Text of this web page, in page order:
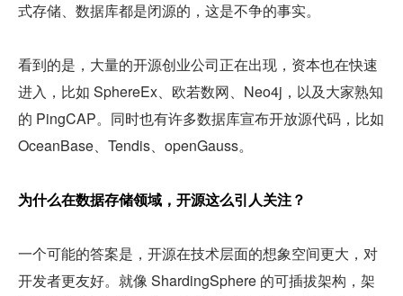
式存储、数据库都是闭源的，这是不争的事实。
看到的是，大量的开源创业公司正在出现，资本也在快速
进入，比如 SphereEx、欧若数网、Neo4j，以及大家熟知
的 PingCAP。同时也有许多数据库宣布开放源代码，比如
OceanBase、Tendis、openGauss。
为什么在数据存储领域，开源这么引人关注？
一个可能的答案是，开源在技术层面的想象空间更大，对
开发者更友好。就像 ShardingSphere 的可插拔架构，架